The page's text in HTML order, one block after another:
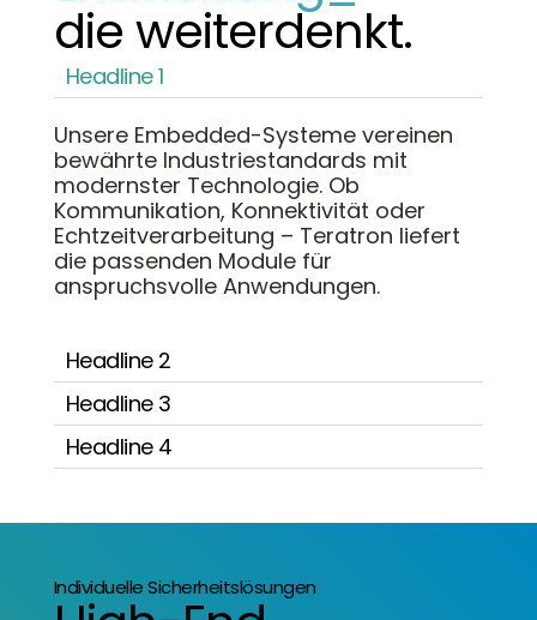
die weiterdenkt.
Headline 1
Unsere Embedded-Systeme vereinen
bewährte Industriestandards mit
modernster Technologie. Ob
Kommunikation, Konnektivität oder
Echtzeitverarbeitung – Teratron liefert
die passenden Module für
anspruchsvolle Anwendungen.
Headline 2
Headline 3
Headline 4
Individuelle Sicherheitslösungen